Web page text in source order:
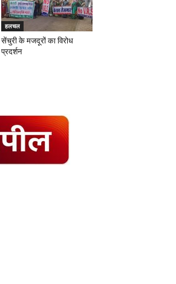
हलचल
सेंचुरी के मजदूरों का विरोध
प्रदर्शन